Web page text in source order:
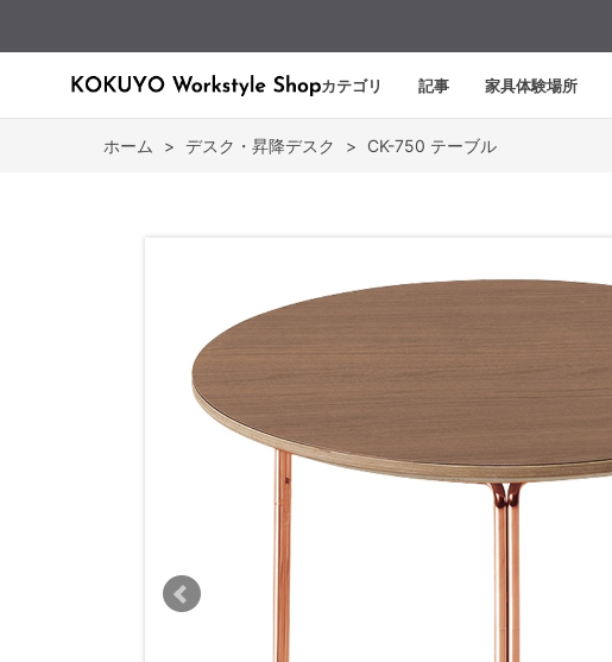
カテゴリ 記事 家具体験場所
ホーム > デスク・昇降デスク > CK-750 テーブル